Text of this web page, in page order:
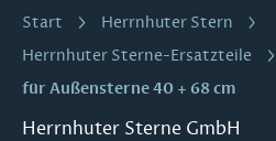
Start
Herrnhuter Stern
Herrnhuter Sterne-Ersatzteile
für Außensterne 40 + 68 cm
Herrnhuter Sterne GmbH